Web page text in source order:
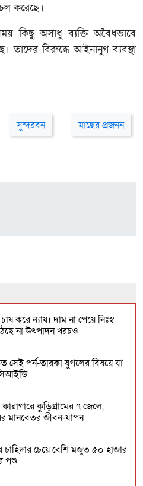
করেছে।
কিছু অসাধু ব্যক্তি অবৈধভাবে
তাদের বিরুদ্ধে আইনানুগ ব্যবস্থা
সুন্দরবন মাছের প্রজনন
করে ন্যায্য দাম না পেয়ে নিঃস্ব
না উৎপাদন খরচও
সেই পর্ন-তারকা যুগলের বিষয়ে যা
কুড়িগ্রামের ৭ জেলে,
মানবেতর জীবন-যাপন
চাহিদার চেয়ে বেশি মজুত ৫০ হাজার
পশু